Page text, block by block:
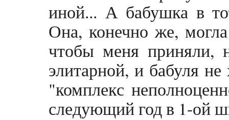
иной... А бабушка в
Она, конечно же, могла
чтобы меня приняли,
элитарной, и бабуля
"комплекс
следующий год в 1-ой